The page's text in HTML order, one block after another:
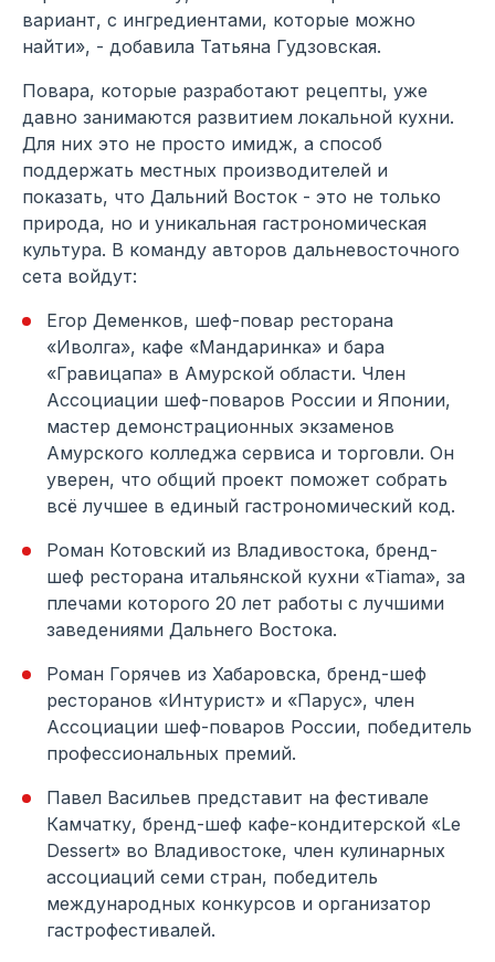
вариант, с ингредиентами, которые можно
найти», - добавила Татьяна Гудзовская.
Повара, которые разработают рецепты, уже
давно занимаются развитием локальной кухни.
Для них это не просто имидж, а способ
поддержать местных производителей и
показать, что Дальний Восток - это не только
природа, но и уникальная гастрономическая
культура. В команду авторов дальневосточного
сета войдут:
Егор Деменков, шеф-повар ресторана
«Иволга», кафе «Мандаринка» и бара
«Гравицапа» в Амурской области. Член
Ассоциации шеф-поваров России и Японии,
мастер демонстрационных экзаменов
Амурского колледжа сервиса и торговли. Он
уверен, что общий проект поможет собрать
всё лучшее в единый гастрономический код.
Роман Котовский из Владивостока, бренд-
шеф ресторана итальянской кухни «Tiama», за
плечами которого 20 лет работы с лучшими
заведениями Дальнего Востока.
Роман Горячев из Хабаровска, бренд-шеф
ресторанов «Интурист» и «Парус», член
Ассоциации шеф-поваров России, победитель
профессиональных премий.
Павел Васильев представит на фестивале
Камчатку, бренд-шеф кафе-кондитерской «Le
Dessert» во Владивостоке, член кулинарных
ассоциаций семи стран, победитель
международных конкурсов и организатор
гастрофестивалей.